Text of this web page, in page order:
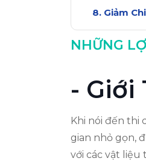
Giảm
Kết
NHỮNG
- Giới
Khi nói đến thi
gian nhỏ gọn,
với các vật liệu